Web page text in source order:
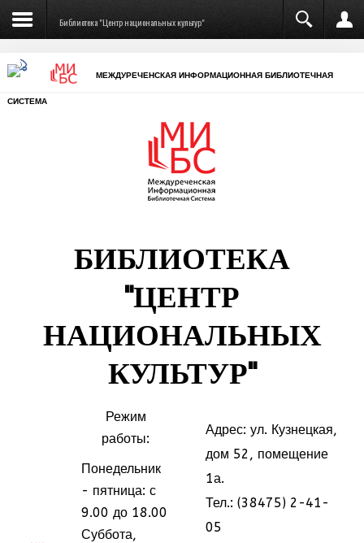
Библиотека "Центр национальных культур"
МЕЖДУРЕЧЕНСКАЯ ИНФОРМАЦИОННАЯ БИБЛИОТЕЧНАЯ
СИСТЕМА
БИБЛИОТЕКА
"ЦЕНТР
НАЦИОНАЛЬНЫХ
КУЛЬТУР"
Режим
работы:
Понедельник
- пятница: с
9.00 до 18.00
Суббота,
Адрес: ул. Кузнецкая,
дом 52, помещение
1а.
Тел.: (38475) 2-41-
05